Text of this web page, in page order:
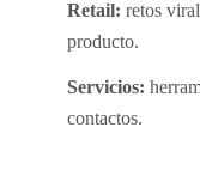
Retail: retos
producto.
Servicios:
contactos.